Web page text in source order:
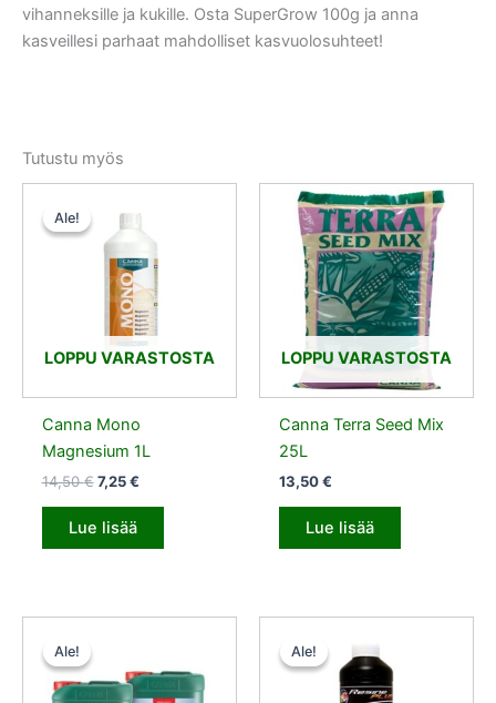
vihanneksille ja kukille. Osta SuperGrow 100g ja anna
kasveillesi parhaat mahdolliset kasvuolosuhteet!
Tutustu myös
Ale!
LOPPU VARASTOSTA
Ale!
Canna Mono
Magnesium 1L
14,50€
hinta
oli:
14,50 €.
7,25€
hinta
on:
7,25 €.
Lue lisää
LOPPU VARASTOSTA
Canna Terra Seed Mix
25L
13,50€
Lue lisää
Ale!
Ale!
92,00 €.82,80 €.
Ale!
Ale!
hinta
oli:
56,00 €.50,40 €.